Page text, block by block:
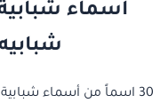
أسماء
30 اسماً من أسماء